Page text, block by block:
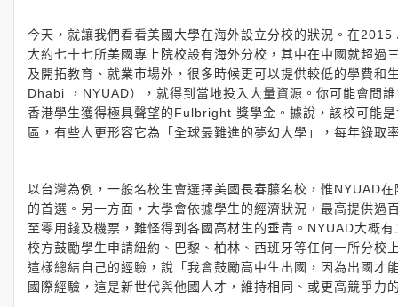
今天，就讓我們看看美國大學在海外設立分校的狀況。在
大約七十七所美國專上院校設有海外分校，其中在中國就超
及開拓教育、就業市場外，很多時候更可以提供較低的學費
Dhabi ，NYUAD），就得到當地投入大量資源。你可能會問
香港學生獲得極具聲望的Fulbright 獎學金。據說，該校可能
區，有些人更形容它為「全球最難進的夢幻大學」，每年錄取
以台灣為例，一般名校生會選擇美國長春藤名校，惟NYUAD
的首選。另一方面，大學會依據學生的經濟狀況，最高提供
至零用錢及機票，難怪得到各國高材生的垂青。NYUAD大概
校方鼓勵學生申請紐約、巴黎、柏林、西班牙等任何一所分
這樣總結自己的經驗，說「我會鼓勵高中生出國，因為出國
國際經驗，這是新世代與他國人才，維持相同、或更高競爭力